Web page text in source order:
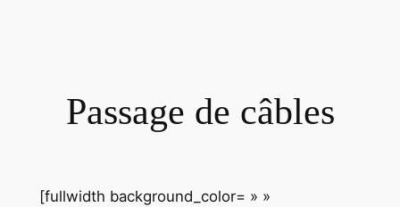
Passage de câbles
[fullwidth background_color= » »